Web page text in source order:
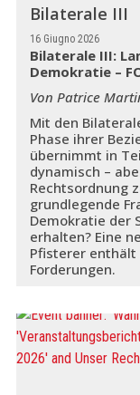
Bilaterale III
16 Giugno 2026
Bilaterale III:
Demokratie –
Von Patrice
Mit den
Phase ihrer
übernimmt in
dynamisch –
Rechtsordnung
grundlegende
Demokratie der
erhalten? Eine
Pfisterer enthält
Forderungen.